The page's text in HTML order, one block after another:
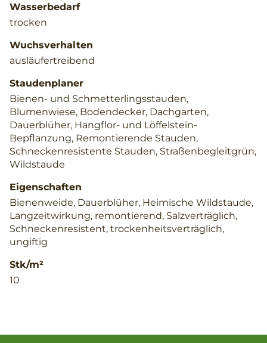
Wasserbedarf
trocken
Wuchsverhalten
ausläufertreibend
Staudenplaner
Bienen- und Schmetterlingsstauden,
Blumenwiese, Bodendecker, Dachgarten,
Dauerblüher, Hangflor- und Löffelstein-
Bepflanzung, Remontierende Stauden,
Schneckenresistente Stauden, Straßenbegleitgrün,
Wildstaude
Eigenschaften
Bienenweide, Dauerblüher, Heimische Wildstaude,
Langzeitwirkung, remontierend, Salzverträglich,
Schneckenresistent, trockenheitsverträglich,
ungiftig
Stk/m²
10